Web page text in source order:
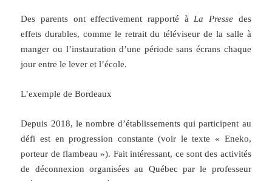
Des parents ont effectivement rapporté àLa Pressedes
effets durables, comme le retrait du téléviseur de la salle à
manger ou l’instauration d’une période sans écrans chaque
jour entre le lever et l’école.
L’exemple de Bordeaux
Depuis 2018, le nombre d’établissements qui participent au
défi est en progression constante (voir le texte « Eneko,
porteur de flambeau »). Fait intéressant, ce sont des activités
de déconnexion organisées au Québec par le professeur